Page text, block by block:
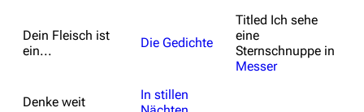
Dein Fleisch ist
ein...
Die Gedichte
Titled Ich sehe
eine
Sternschnuppe in
Messer
Denke weit
In stillen